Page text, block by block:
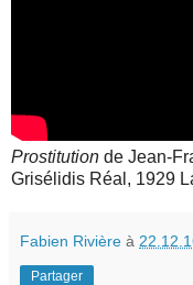
Prostitution de Jean-
Grisélidis Réal, 1929
Fabien Rivière à
Partager